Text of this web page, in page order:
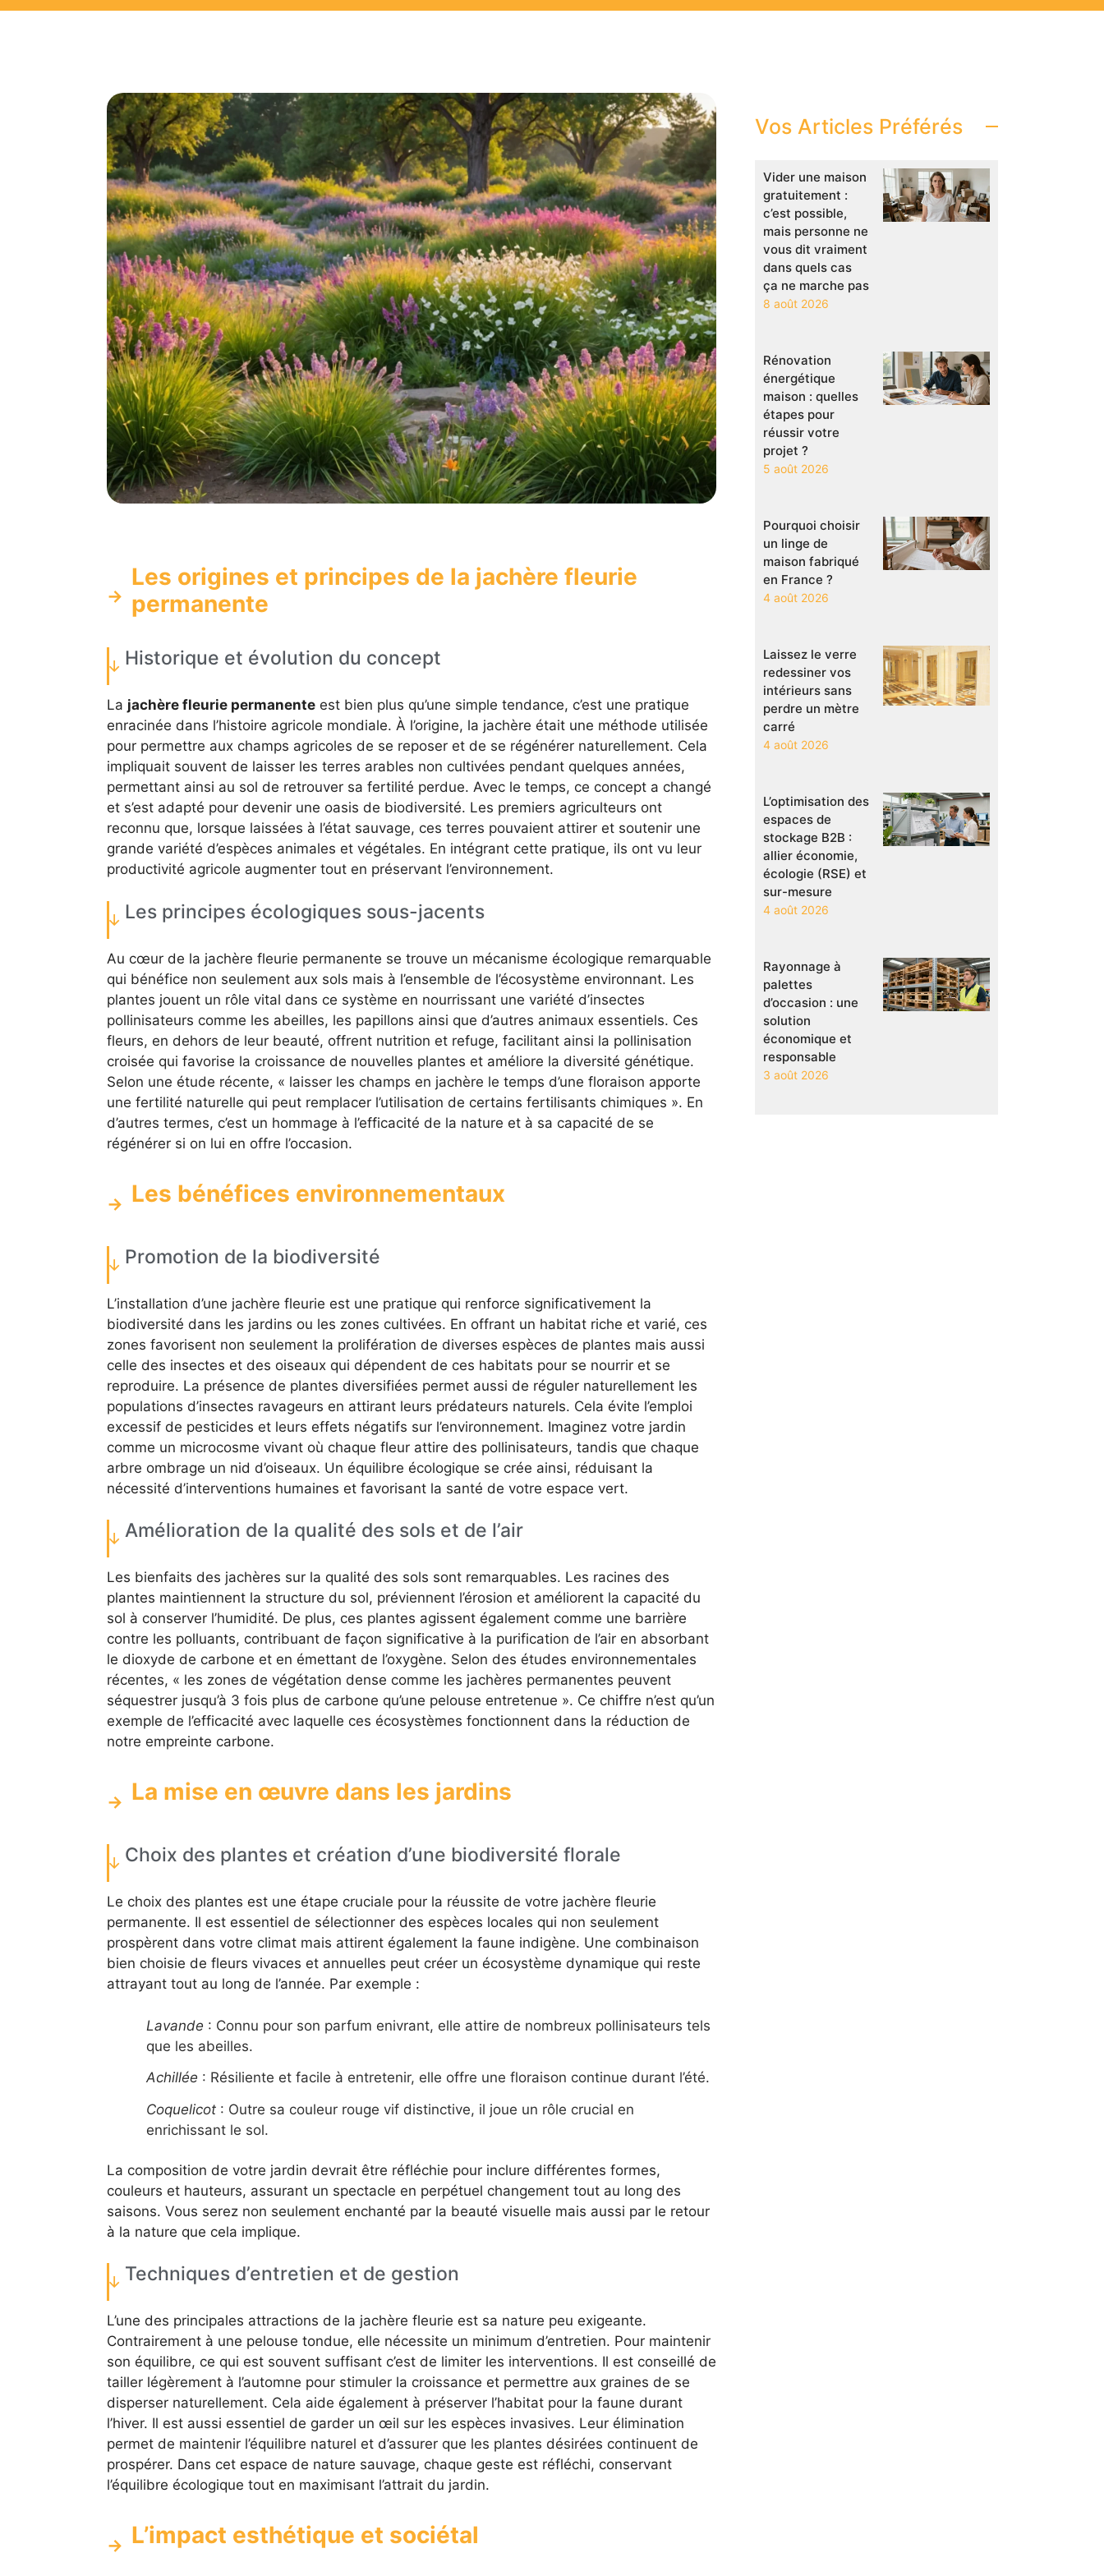
Les origines et principes de la jachère fleurie
permanente
Historique et évolution du concept
La jachère fleurie permanenteest bien plus qu’une simple tendance, c’est une pratique
enracinée dans l’histoire agricole mondiale. À l’origine, la jachère était une méthode utilisée
pour permettre aux champs agricoles de se reposer et de se régénérer naturellement. Cela
impliquait souvent de laisser les terres arables non cultivées pendant quelques années,
permettant ainsi au sol de retrouver sa fertilité perdue. Avec le temps, ce concept a changé
et s’est adapté pour devenir une oasis de biodiversité. Les premiers agriculteurs ont
reconnu que, lorsque laissées à l’état sauvage, ces terres pouvaient attirer et soutenir une
grande variété d’espèces animales et végétales. En intégrant cette pratique, ils ont vu leur
productivité agricole augmenter tout en préservant l’environnement.
Les principes écologiques sous-jacents
Au cœur de la jachère fleurie permanente se trouve un mécanisme écologique remarquable
qui bénéfice non seulement aux sols mais à l’ensemble de l’écosystème environnant. Les
plantes jouent un rôle vital dans ce système en nourrissant une variété d’insectes
pollinisateurs comme les abeilles, les papillons ainsi que d’autres animaux essentiels. Ces
fleurs, en dehors de leur beauté, offrent nutrition et refuge, facilitant ainsi la pollinisation
croisée qui favorise la croissance de nouvelles plantes et améliore la diversité génétique.
Selon une étude récente, « laisser les champs en jachère le temps d’une floraison apporte
une fertilité naturelle qui peut remplacer l’utilisation de certains fertilisants chimiques ». En
d’autres termes, c’est un hommage à l’efficacité de la nature et à sa capacité de se
régénérer si on lui en offre l’occasion.
Les bénéfices environnementaux
Promotion de la biodiversité
L’installation d’une jachère fleurie est une pratique qui renforce significativement la
biodiversité dans les jardins ou les zones cultivées. En offrant un habitat riche et varié, ces
zones favorisent non seulement la prolifération de diverses espèces de plantes mais aussi
celle des insectes et des oiseaux qui dépendent de ces habitats pour se nourrir et se
reproduire. La présence de plantes diversifiées permet aussi de réguler naturellement les
populations d’insectes ravageurs en attirant leurs prédateurs naturels. Cela évite l’emploi
excessif de pesticides et leurs effets négatifs sur l’environnement. Imaginez votre jardin
comme un microcosme vivant où chaque fleur attire des pollinisateurs, tandis que chaque
arbre ombrage un nid d’oiseaux. Un équilibre écologique se crée ainsi, réduisant la
nécessité d’interventions humaines et favorisant la santé de votre espace vert.
Amélioration de la qualité des sols et de l’air
Les bienfaits des jachères sur la qualité des sols sont remarquables. Les racines des
plantes maintiennent la structure du sol, préviennent l’érosion et améliorent la capacité du
sol à conserver l’humidité. De plus, ces plantes agissent également comme une barrière
contre les polluants, contribuant de façon significative à la purification de l’air en absorbant
le dioxyde de carbone et en émettant de l’oxygène. Selon des études environnementales
récentes, « les zones de végétation dense comme les jachères permanentes peuvent
séquestrer jusqu’à 3 fois plus de carbone qu’une pelouse entretenue ». Ce chiffre n’est qu’un
exemple de l’efficacité avec laquelle ces écosystèmes fonctionnent dans la réduction de
notre empreinte carbone.
La mise en œuvre dans les jardins
Choix des plantes et création d’une biodiversité florale
Le choix des plantes est une étape cruciale pour la réussite de votre jachère fleurie
permanente. Il est essentiel de sélectionner des espèces locales qui non seulement
prospèrent dans votre climat mais attirent également la faune indigène. Une combinaison
bien choisie de fleurs vivaces et annuelles peut créer un écosystème dynamique qui reste
attrayant tout au long de l’année. Par exemple :
Lavande : Connu pour son parfum enivrant, elle attire de nombreux pollinisateurs tels
que les abeilles.
Achillée : Résiliente et facile à entretenir, elle offre une floraison continue durant l’été.
Coquelicot: Outre sa couleur rouge vif distinctive, il joue un rôle crucial en
enrichissant le sol.
La composition de votre jardin devrait être réfléchie pour inclure différentes formes,
couleurs et hauteurs, assurant un spectacle en perpétuel changement tout au long des
saisons. Vous serez non seulement enchanté par la beauté visuelle mais aussi par le retour
à la nature que cela implique.
Techniques d’entretien et de gestion
L’une des principales attractions de la jachère fleurie est sa nature peu exigeante.
Contrairement à une pelouse tondue, elle nécessite un minimum d’entretien. Pour maintenir
son équilibre, ce qui est souvent suffisant c’est de limiter les interventions. Il est conseillé de
tailler légèrement à l’automne pour stimuler la croissance et permettre aux graines de se
disperser naturellement. Cela aide également à préserver l’habitat pour la faune durant
l’hiver. Il est aussi essentiel de garder un œil sur les espèces invasives. Leur élimination
permet de maintenir l’équilibre naturel et d’assurer que les plantes désirées continuent de
prospérer. Dans cet espace de nature sauvage, chaque geste est réfléchi, conservant
l’équilibre écologique tout en maximisant l’attrait du jardin.
L’impact esthétique et sociétal
Vos Articles Préférés
Vider une maison
gratuitement :
c’est possible,
mais personne ne
vous dit vraiment
dans quels cas
ça ne marche pas
8 août 2026
Rénovation
énergétique
maison : quelles
étapes pour
réussir votre
projet ?
5 août 2026
Pourquoi choisir
un linge de
maison fabriqué
en France ?
4 août 2026
Laissez le verre
redessiner vos
intérieurs sans
perdre un mètre
carré
4 août 2026
L’optimisation des
espaces de
stockage B2B :
allier économie,
écologie (RSE) et
sur-mesure
4 août 2026
Rayonnage à
palettes
d’occasion : une
solution
économique et
responsable
3 août 2026